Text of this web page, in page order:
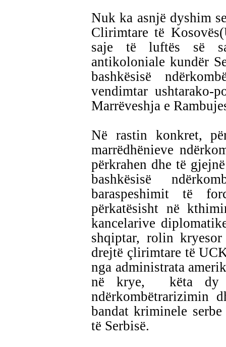
Nuk ka asnjë dyshim
Clirimtare të
saje të luftës së
antikoloniale kundër
bashkësisë
vendimtar
Marrëveshja e
Në rastin konkret,
marrëdhënieve
përkrahen dhe të
bashkësisë
baraspeshimit të
përkatësisht në
kancelarive
shqiptar, rolin
drejtë çlirimtare të
nga administrata
në krye, këta dy
ndërkombëtrarizimin
bandat kriminele
të Serbisë.